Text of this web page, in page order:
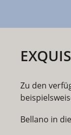
Zu den
Bellano in